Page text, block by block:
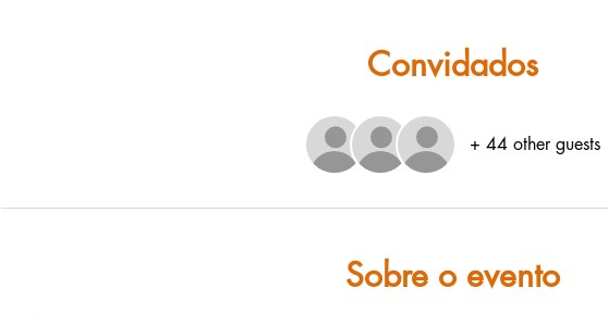
Convidados
+ 44 other guests
Sobre o evento